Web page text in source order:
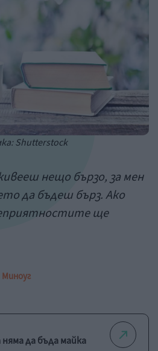
Shutterstock
нещо бързо, за мен
да бъдеш бърз. Ако
ще
да бъда майка